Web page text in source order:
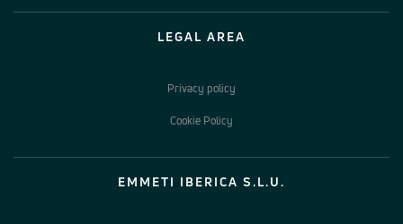
LEGAL AREA
Privacy policy
Cookie Policy
EMMETI IBERICA S.L.U.